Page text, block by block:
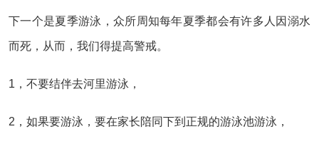
下一个是夏季游泳，众所周知每年夏季都会有许多人因溺水
而死，从而，我们得提高警戒。
1，不要结伴去河里游泳，
2，如果要游泳，要在家长陪同下到正规的游泳池游泳，